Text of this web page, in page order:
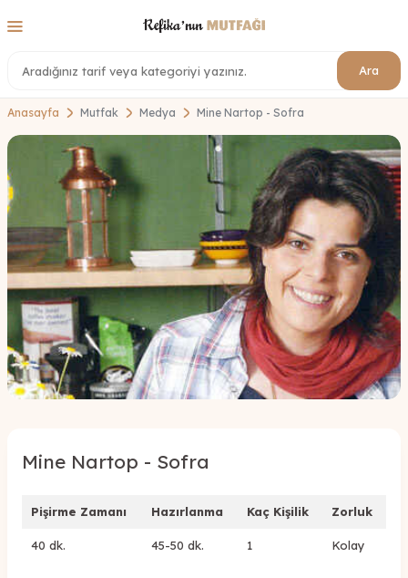
Ara
Anasayfa Mutfak Medya Mine Nartop - Sofra
Mine Nartop - Sofra
Pişirme Zamanı Hazırlanma Kaç Kişilik Zorluk
40 dk. 45-50 dk. 1 Kolay